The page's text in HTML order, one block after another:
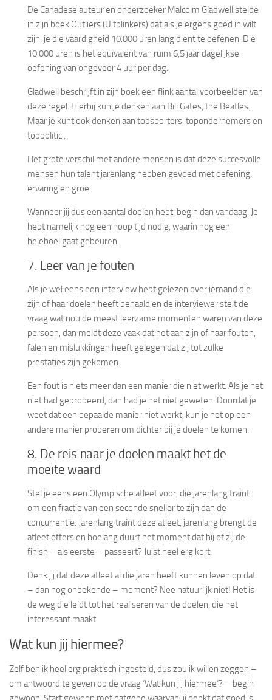
De Canadese auteur en onderzoeker Malcolm Gladwell stelde
in zijn boek Outliers (Uitblinkers) dat als je ergens goed in wilt
zijn, je die vaardigheid 10.000 uren lang dient te oefenen. Die
10.000 uren is het equivalent van ruim 6,5 jaar dagelijkse
oefening van ongeveer 4 uur per dag.
Gladwell beschrijft in zijn boek een flink aantal voorbeelden van
deze regel. Hierbij kun je denken aan Bill Gates, the Beatles.
Maar je kunt ook denken aan topsporters, topondernemers en
toppolitici.
Het grote verschil met andere mensen is dat deze succesvolle
mensen hun talent jarenlang hebben gevoed met oefening,
ervaring en groei.
Wanneer jij dus een aantal doelen hebt, begin dan vandaag. Je
hebt namelijk nog een hoop tijd nodig, waarin nog een
heleboel gaat gebeuren.
7. Leer van je fouten
Als je wel eens een interview hebt gelezen over iemand die
zijn of haar doelen heeft behaald en de interviewer stelt de
vraag wat nou de meest leerzame momenten waren van deze
persoon, dan meldt deze vaak dat het aan zijn of haar fouten,
falen en mislukkingen heeft gelegen dat zij tot zulke
prestaties zijn gekomen.
Een fout is niets meer dan een manier die niet werkt. Als je het
niet had geprobeerd, dan had je het niet geweten. Doordat je
weet dat een bepaalde manier niet werkt, kun je het op een
andere manier proberen om dichter bij je doelen te komen.
8. De reis naar je doelen maakt het de
moeite waard
Stel je eens een Olympische atleet voor, die jarenlang traint
om een fractie van een seconde sneller te zijn dan de
concurrentie. Jarenlang traint deze atleet, jarenlang brengt de
atleet offers en hoelang duurt het moment dat hij of zij de
finish – als eerste – passeert? Juist heel erg kort.
Denk jij dat deze atleet al die jaren heeft kunnen leven op dat
– dan nog onbekende – moment? Nee natuurlijk niet! Het is
de weg die leidt tot het realiseren van de doelen, die het
interessant maakt.
Wat kun jij hiermee?
Zelf ben ik heel erg praktisch ingesteld, dus zou ik willen zeggen –
om antwoord te geven op de vraag ‘Wat kun jij hiermee’? – begin